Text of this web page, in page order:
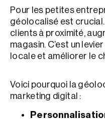
Pour les petites
géolocalisé est
clients à proximité,
magasin. C’est un
locale et améliorer le
Voici pourquoi la
marketing digital :